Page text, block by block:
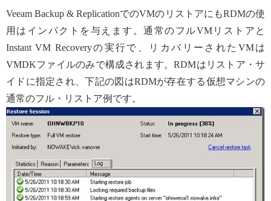
Veeam Backup & ReplicationでのVMのリストアにもRDMの使
用はインパクトを与えます。通常のフルVMリストアと
Instant VM Recoveryの実行で、リカバリーされたVMは
VMDKファイルのみで構成されます。RDMはリストア・サ
イドに指定され、下記の図はRDMが存在する仮想マシンの
通常のフル・リストア例です。